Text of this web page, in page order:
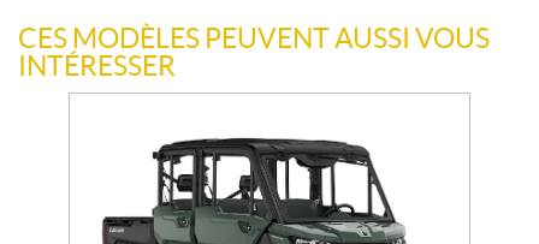
CES MODÈLES PEUVENT AUSSI VOUS
INTÉRESSER